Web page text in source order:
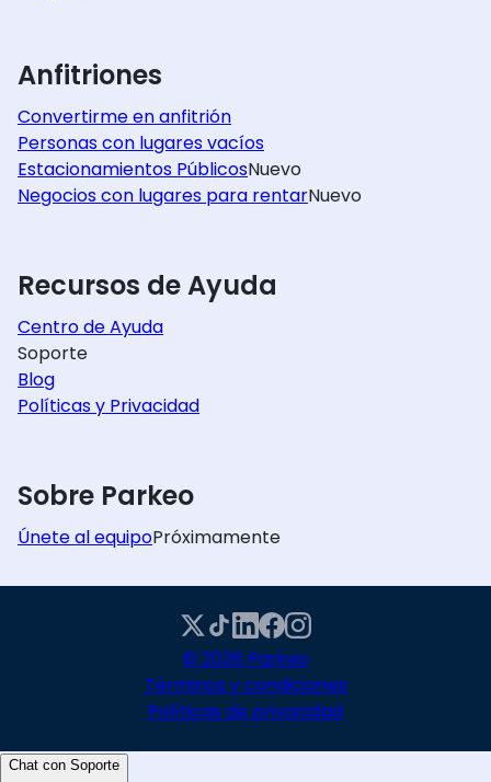
Anfitriones
Convertirme en anfitrión
Personas con lugares vacíos
Estacionamientos PúblicosNuevo
Negocios con lugares para rentarNuevo
Recursos de Ayuda
Centro de Ayuda
Soporte
Blog
Políticas y Privacidad
Sobre Parkeo
Únete al equipoPróximamente
© 2026 Parkeo
Términos y condiciones
Políticas de privacidad
Chat con Soporte